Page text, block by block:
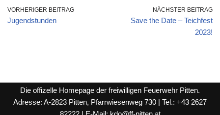
VORHERIGER BEITRAG
Jugendstunden
NÄCHSTER BEITRAG
Save the Date – Teichfest
2023!
Die offizelle Homepage der freiwilligen Feuerwehr Pitten.
Adresse: A-2823 Pitten, Pfarrwiesenweg 730 | Tel.: +43 2627